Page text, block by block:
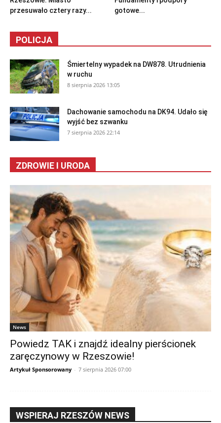
przesuwało cztery razy...
gotowe...
POLICJA
Śmiertelny wypadek na DW878. Utrudnienia
w ruchu
8 sierpnia 2026 13:05
Dachowanie samochodu na DK94. Udało się
wyjść bez szwanku
7 sierpnia 2026 22:14
ZDROWIE I URODA
News
Powiedz TAK i znajdź idealny pierścionek
zaręczynowy w Rzeszowie!
Artykuł Sponsorowany - 7 sierpnia 2026 07:00
WSPIERAJ RZESZÓW NEWS